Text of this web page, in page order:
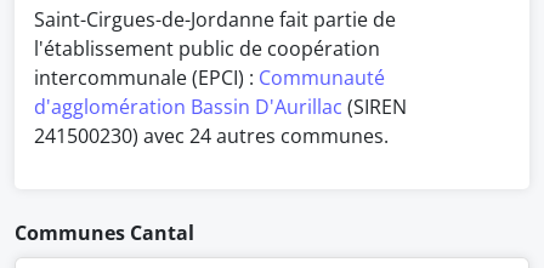
Saint-Cirgues-de-Jordanne fait partie de
l'établissement public de coopération
intercommunale (EPCI) : Communauté
d'agglomération Bassin D'Aurillac (SIREN
241500230) avec 24 autres communes.
Communes Cantal